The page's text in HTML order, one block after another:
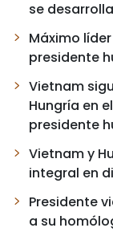
se
Máximo
presidente
Vietnam
Hungría en
presidente
Vietnam y
integral en
Presidente
a su